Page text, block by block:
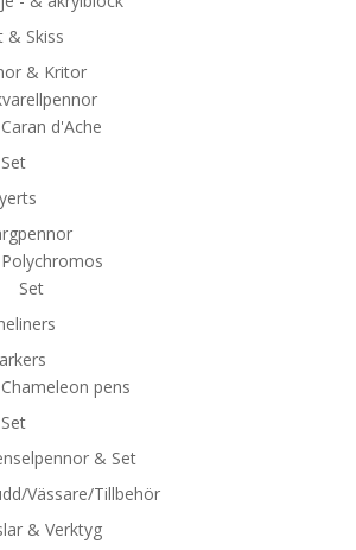
& Skiss
& Kritor
Caran d'Ache
Set
Polychromos
Set
Chameleon pens
Set
& Set
Vässare/Tillbehör
& Verktyg